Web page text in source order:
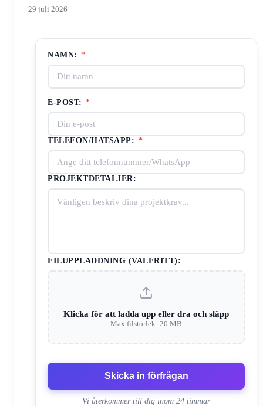
29 juli 2026
NAMN: *
E-POST: *
TELEFON/HATSAPP: *
PROJEKTDETALJER:
FILUPPLADDNING (VALFRITT):
Klicka för att ladda upp eller dra och släpp
Max filstorlek: 20 MB
Skicka in förfrågan
Vi återkommer till dig inom 24 timmar